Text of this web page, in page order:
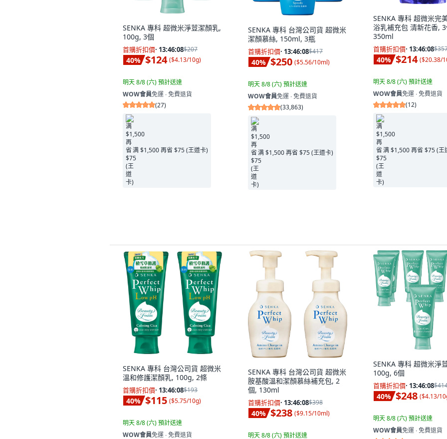
SENKA 專科 超微米淨荳潔顏乳,
100g, 3個
首購折扣價· 13:46:06$207
40% $124 ($4.13/10g)
明天 8/8 (六)預計送達
WOW會員免運 ∙ 免費退貨
(27)
满 $1,500 再省 $75 (王道卡)
SENKA 專科 台灣公司貨 超微米
潔顏慕絲, 150ml, 3瓶
首購折扣價· 13:46:06$417
40% $250 ($5.56/10ml)
明天 8/8 (六)預計送達
WOW會員免運 ∙ 免費退貨
(33,863)
满 $1,500 再省 $75 (王道卡)
SENKA 專科 超微米完
浴乳補充包 清新花香,
350ml
首購折扣價· 13:46:06
40% $214 ($20.38/
明天 8/8 (六)預計送達
WOW會員免運 ∙ 免費退貨
(12)
满 $1,500 再省 $75 (王
SENKA 專科 台灣公司貨 超微米
溫和修護潔顏乳, 100g, 2條
首購折扣價· 13:46:06$193
40% $115 ($5.75/10g)
明天 8/8 (六)預計送達
WOW會員免運 ∙ 免費退貨
SENKA 專科 台灣公司貨 超微米
胺基酸溫和潔顏慕絲補充包, 2
個, 130ml
首購折扣價· 13:46:06$398
40% $238 ($9.15/10ml)
明天 8/8 (六)預計送達
SENKA 專科 超微米淨
100g, 6個
首購折扣價· 13:46:06
40% $248 ($4.13/
明天 8/8 (六)預計送達
WOW會員免運 ∙ 免費退貨